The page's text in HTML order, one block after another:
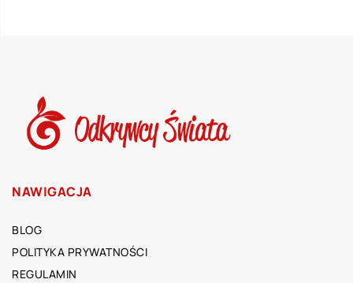
NAWIGACJA
BLOG
POLITYKA PRYWATNOŚCI
REGULAMIN